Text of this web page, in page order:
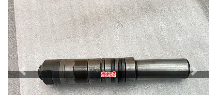
売約済
Previous Next